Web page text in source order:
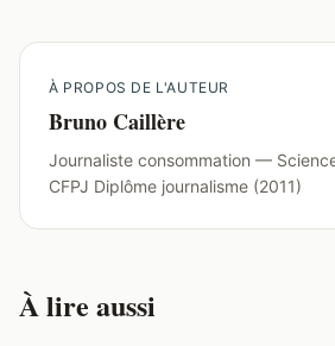
À PROPOS DE L'AUTEUR
Bruno Caillère
Journaliste consommation —
CFPJ Diplôme journalisme (2011)
À lire aussi